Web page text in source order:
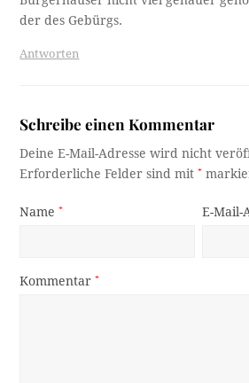
der des Gebürgs.
Antworten
Schreibe einen Kommentar
Deine E-Mail-Adresse wird nicht
Erforderliche Felder sind mit*
Name* E-Mail-
Kommentar*